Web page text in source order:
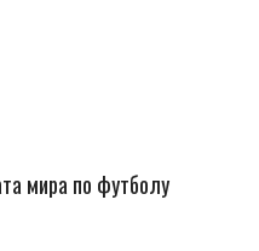
мира по футболу